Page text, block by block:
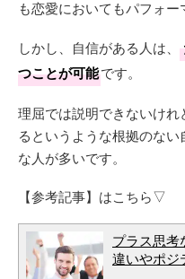
も恋愛においてもパフォー
しかし、自信がある人は、
つことが可能です。
理屈では説明できないけ
るというような根拠のな
な人が多いです。
【参考記事】はこちら▽
プラス思考
違いやポジ